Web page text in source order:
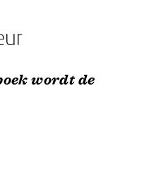
wordt de